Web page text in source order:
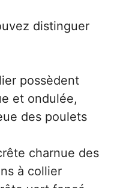
distinguer
possèdent
et ondulée,
des poulets
charnue des
à collier